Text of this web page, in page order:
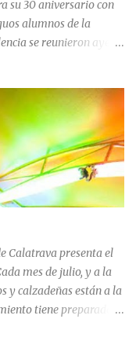
su 30 aniversario con
alumnos de la
se reunieron ayer
y la
que formaron parte
ubicado al final
uno de los
a las instalaciones
centro, quien mostró a
transformaciones
estuvieron
Calatrava presenta el
mes de julio, y a la
y calzadeñas están a la
tiene preparado